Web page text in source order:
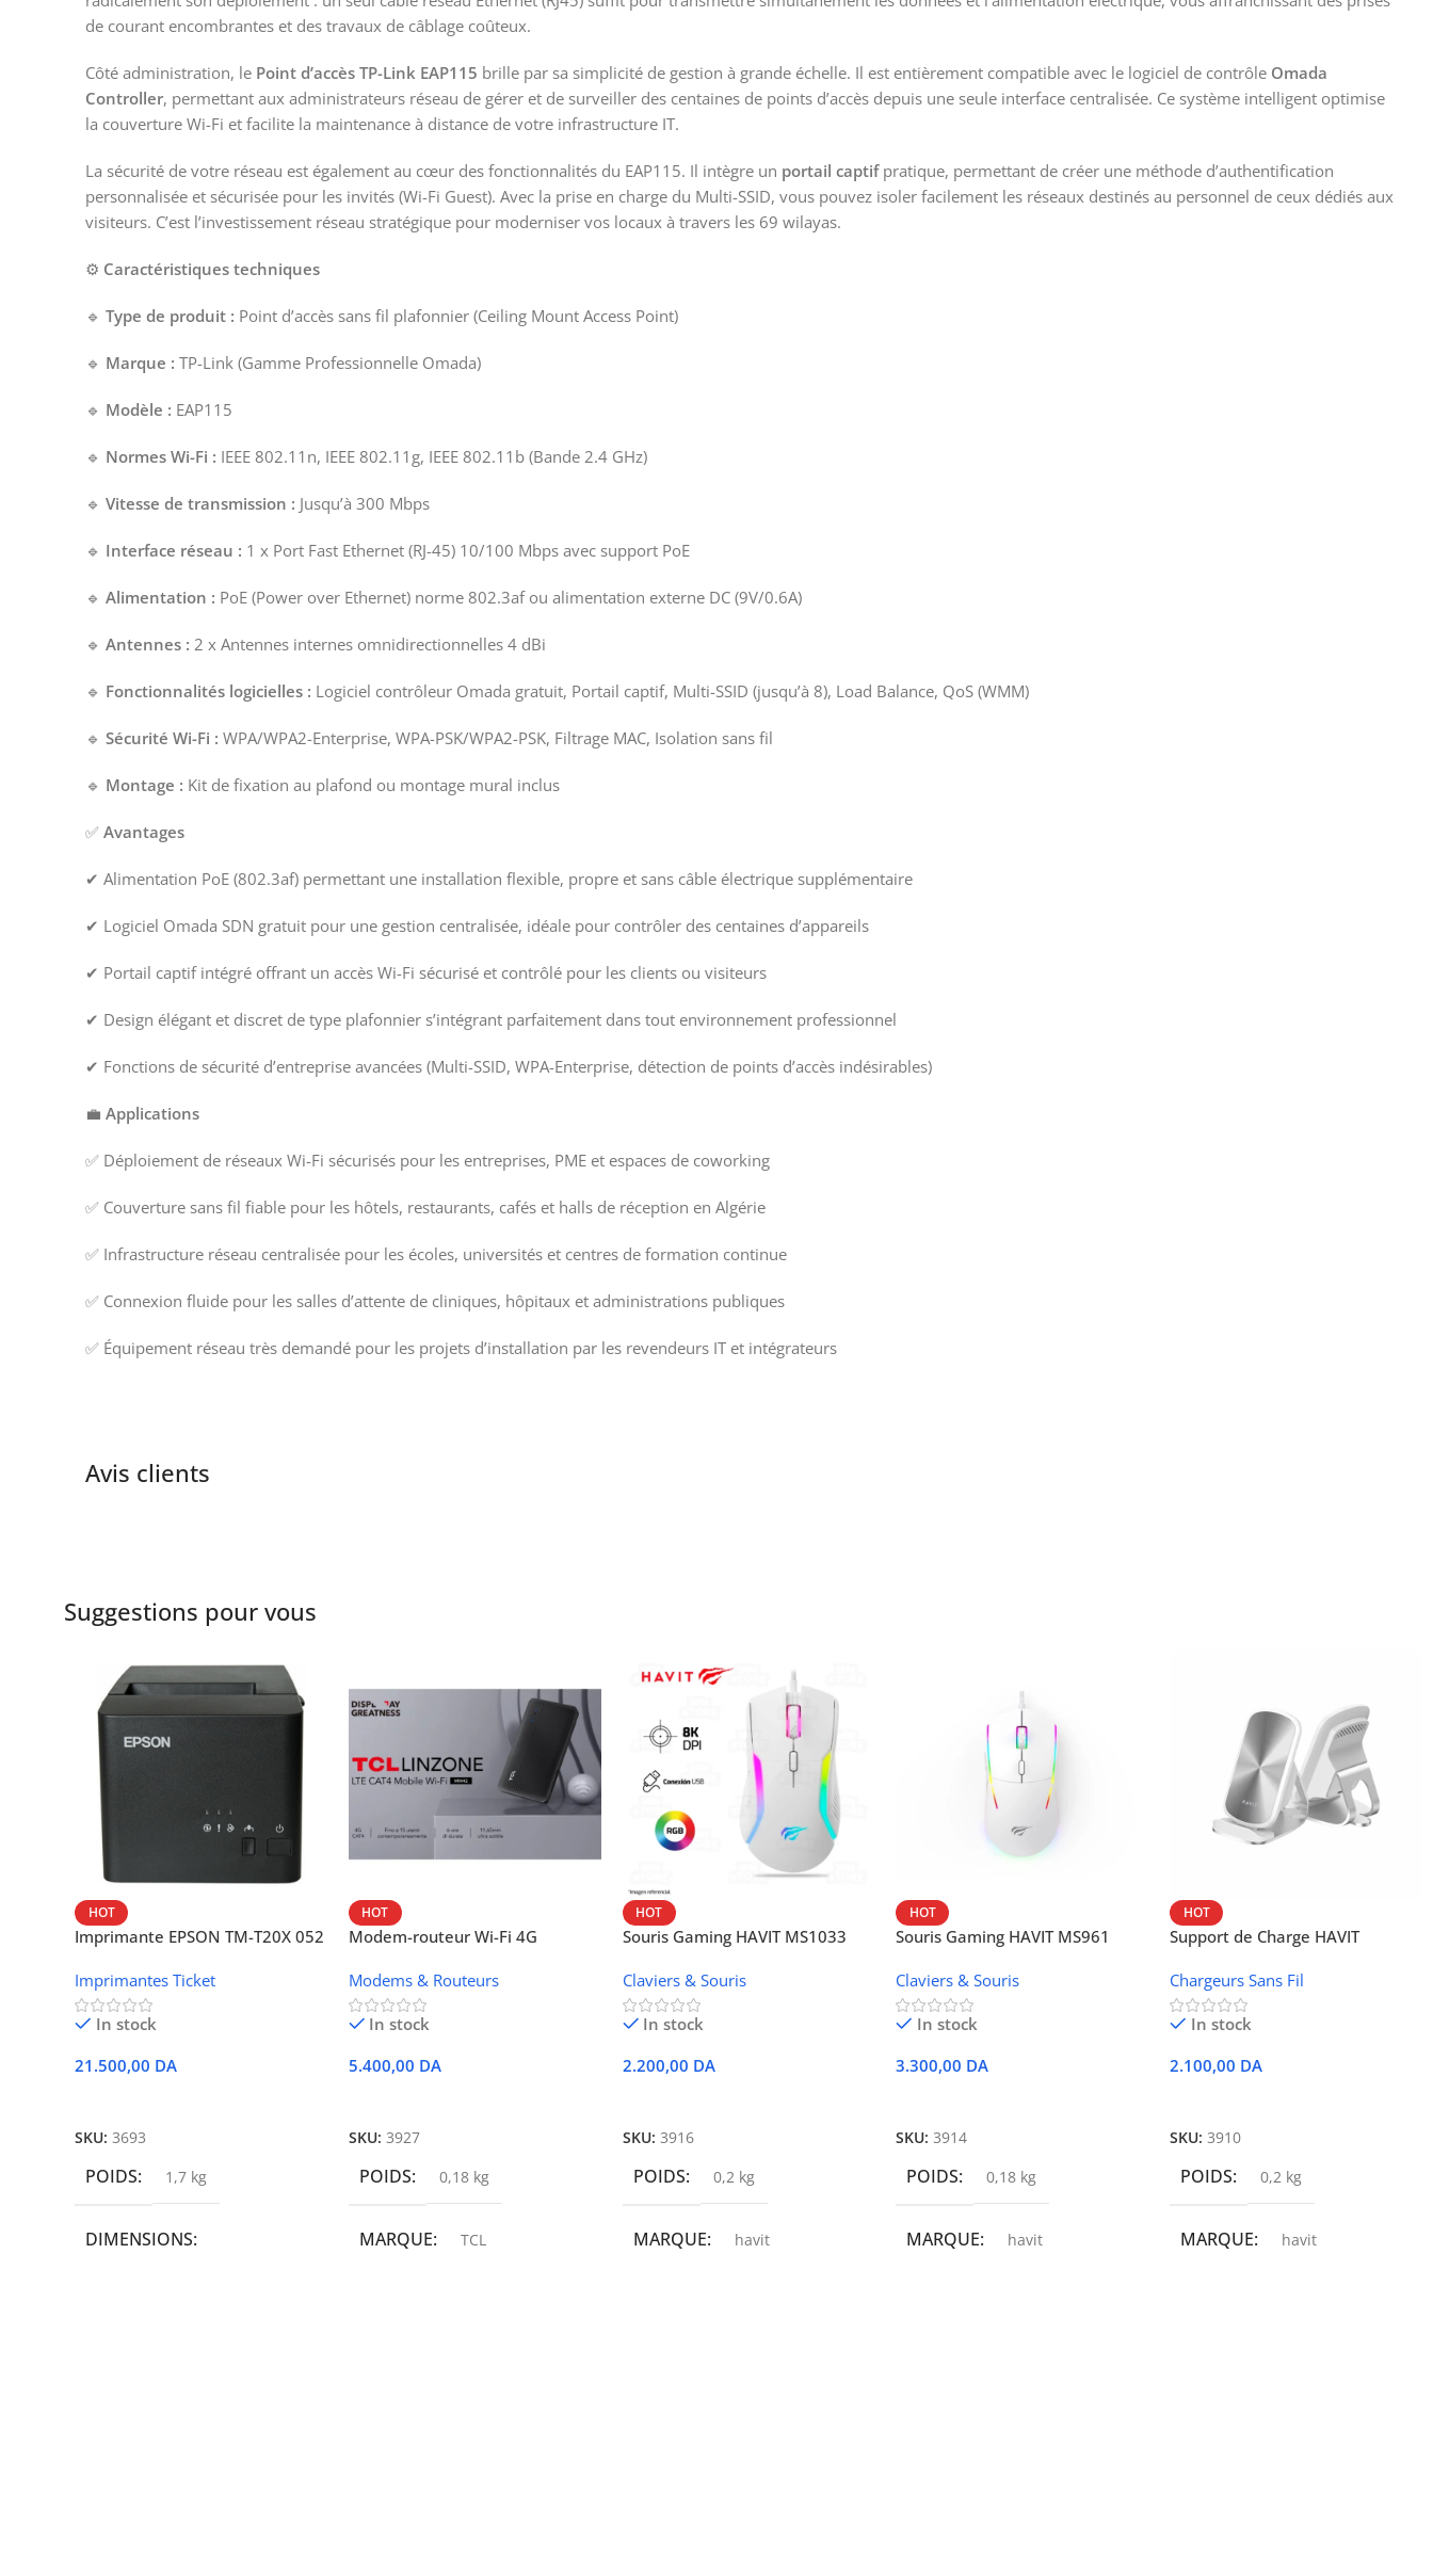
de courant encombrantes et des travaux de câblage coûteux.
Côté administration, le Point d’accès TP-Link EAP115 brille par sa simplicité de gestion à grande échelle. Il est entièrement compatible avec le logiciel de contrôle Omada
Controller, permettant aux administrateurs réseau de gérer et de surveiller des centaines de points d’accès depuis une seule interface centralisée. Ce système intelligent optimise
la couverture Wi-Fi et facilite la maintenance à distance de votre infrastructure IT.
La sécurité de votre réseau est également au cœur des fonctionnalités du EAP115. Il intègre un portail captifpratique, permettant de créer une méthode d’authentification
personnalisée et sécurisée pour les invités (Wi-Fi Guest). Avec la prise en charge du Multi-SSID, vous pouvez isoler facilement les réseaux destinés au personnel de ceux dédiés aux
visiteurs. C’est l’investissement réseau stratégique pour moderniser vos locaux à travers les 69 wilayas.
⚙️ Caractéristiques techniques
🔹 Type de produit : Point d’accès sans fil plafonnier (Ceiling Mount Access Point)
🔹 Marque : TP-Link (Gamme Professionnelle Omada)
🔹 Modèle : EAP115
🔹 Normes Wi-Fi : IEEE 802.11n, IEEE 802.11g, IEEE 802.11b (Bande 2.4 GHz)
🔹 Vitesse de transmission : Jusqu’à 300 Mbps
🔹 Interface réseau : 1 x Port Fast Ethernet (RJ-45) 10/100 Mbps avec support PoE
🔹 Alimentation : PoE (Power over Ethernet) norme 802.3af ou alimentation externe DC (9V/0.6A)
🔹 Antennes : 2 x Antennes internes omnidirectionnelles 4 dBi
🔹 Fonctionnalités logicielles : Logiciel contrôleur Omada gratuit, Portail captif, Multi-SSID (jusqu’à 8), Load Balance, QoS (WMM)
🔹 Sécurité Wi-Fi : WPA/WPA2-Enterprise, WPA-PSK/WPA2-PSK, Filtrage MAC, Isolation sans fil
🔹 Montage : Kit de fixation au plafond ou montage mural inclus
✅ Avantages
✔ Alimentation PoE (802.3af) permettant une installation flexible, propre et sans câble électrique supplémentaire
✔ Logiciel Omada SDN gratuit pour une gestion centralisée, idéale pour contrôler des centaines d’appareils
✔ Portail captif intégré offrant un accès Wi-Fi sécurisé et contrôlé pour les clients ou visiteurs
✔ Design élégant et discret de type plafonnier s’intégrant parfaitement dans tout environnement professionnel
✔ Fonctions de sécurité d’entreprise avancées (Multi-SSID, WPA-Enterprise, détection de points d’accès indésirables)
💼 Applications
✅ Déploiement de réseaux Wi-Fi sécurisés pour les entreprises, PME et espaces de coworking
✅ Couverture sans fil fiable pour les hôtels, restaurants, cafés et halls de réception en Algérie
✅ Infrastructure réseau centralisée pour les écoles, universités et centres de formation continue
✅ Connexion fluide pour les salles d’attente de cliniques, hôpitaux et administrations publiques
✅ Équipement réseau très demandé pour les projets d’installation par les revendeurs IT et intégrateurs
Avis clients
Suggestions pour vous
HOT
Imprimante EPSON TM-T20X 052
Imprimantes Ticket
In stock
21.500,00 DA
SKU: 3693
POIDS 1,7 kg
DIMENSIONS
HOT
Modem-routeur Wi-Fi 4G
Modems & Routeurs
In stock
5.400,00 DA
SKU: 3927
POIDS 0,18 kg
MARQUE TCL
HOT
Souris Gaming HAVIT MS1033
Claviers & Souris
In stock
2.200,00 DA
SKU: 3916
POIDS 0,2 kg
MARQUE havit
HOT
Souris Gaming HAVIT MS961
Claviers & Souris
In stock
3.300,00 DA
SKU:3914
POIDS 0,18 kg
MARQUE havit
HOT
Support de Charge HAVIT
Chargeurs Sans Fil
In stock
2.100,00 DA
SKU:3910
POIDS 0,2 kg
MARQUE havit